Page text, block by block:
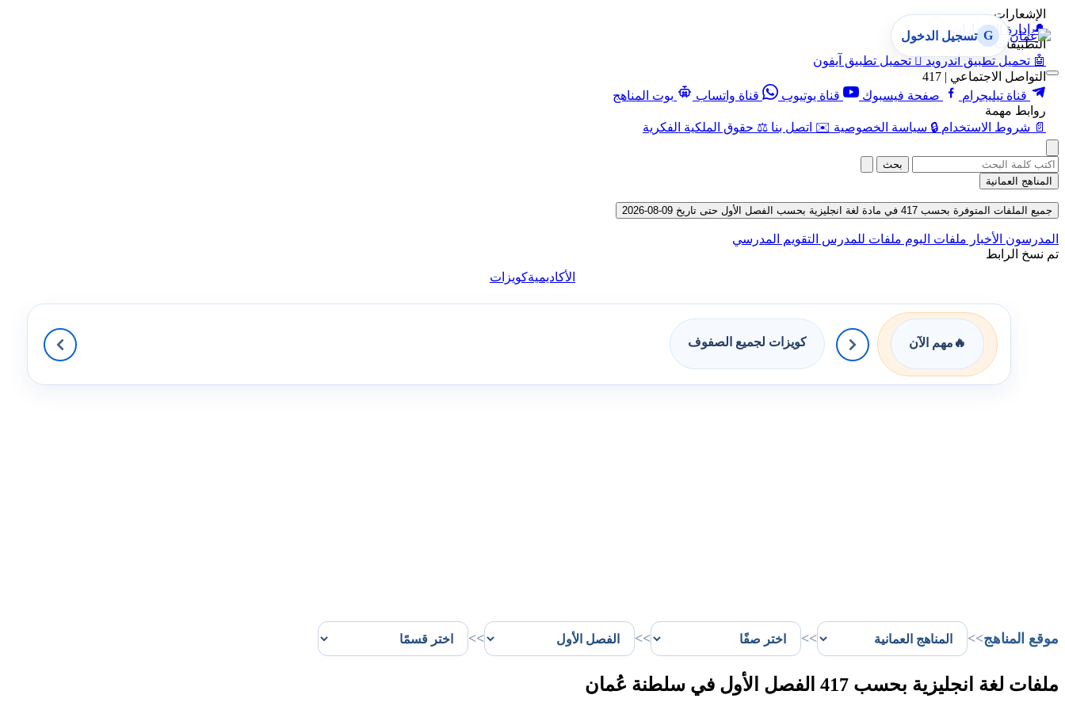
الإشعارات
🔔 إدارة الإشعارات
التطبيقات
🤖 تحميل تطبيق أندرويد  تحميل تطبيق آيفون
التواصل الاجتماعي | 417
قناة تيليجرام
صفحة فيسبوك قناة يوتيوب قناة واتساب
بوت المناهج
روابط مهمة
📄 شروط الاستخدام 🔒 سياسة الخصوصية ✉️ اتصل بنا ⚖️ حقوق الملكية الفكرية
G تسجيل الدخول
بحث
المناهج العمانية
جميع الملفات المتوفرة بحسب 417 في مادة لغة انجليزية بحسب الفصل الأول حتى تاريخ 09-08-2026
المدرسون الأخبار ملفات اليوم ملفات للمدرس التقويم المدرسي
تم نسخ الرابط
الأكاديميةكويزات
🔥 مهم الآن كويزات لجميع الصفوف
موقع المناهج>>
>>
>>
>>
ملفات لغة انجليزية بحسب 417 الفصل الأول في سلطنة عُمان